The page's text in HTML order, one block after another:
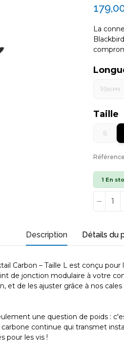
La
19cm
Taille
S
Référence
1 En
Description Détails du
Carbon – Taille L est conçu
de jonction modulaire à votre
et de les ajuster grâce à nos
une question de poids :
continue qui transmet
pour les vis !